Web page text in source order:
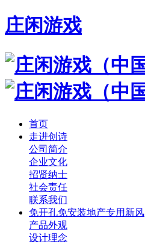
庄闲游戏
首页
走进创诗
公司简介
企业文化
招贤纳士
社会责任
联系我们
免开孔免安装地产专用新风
产品外观
设计理念